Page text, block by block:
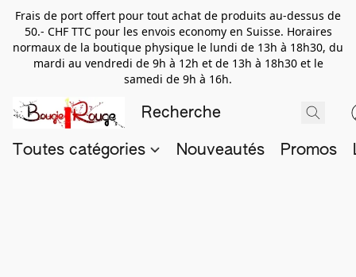
Frais de port offert pour tout achat de produits au-dessus de
50.- CHF TTC pour les envois economy en Suisse. Horaires
normaux de la boutique physique le lundi de 13h à 18h30, du
mardi au vendredi de 9h à 12h et de 13h à 18h30 et le
samedi de 9h à 16h.
Toutes catégories Nouveautés Promos